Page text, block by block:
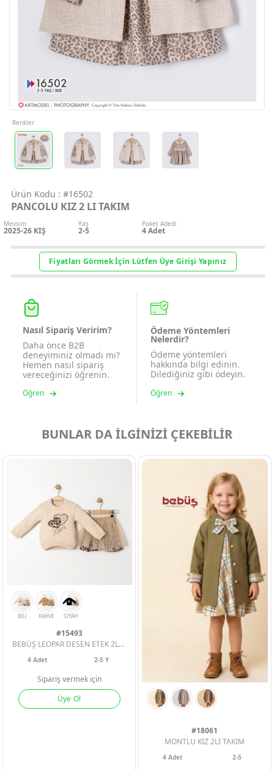
KIZ BEBEK
KIZ BEBEK
KIZ BEBEK
Geri Bildirim
İletişim
Şifremi
Giriş Yap
Ürün Kodu : #16502
PANCOLU KIZ 2 LI TAKIM
Mevsim
2025-26 KIŞ
Yaş
2-5
Paket Adedi
4Adet
Renkler
Fiyatları Görmek İçin Lütfen Üye Girişi Yapınız
Nasıl Sipariş Veririm?
Daha önce B2B
deneyiminiz olmadı mı?
Hemen nasıl sipariş
vereceğinizi öğrenin.
Öğren
Ödeme Yöntemleri
Nelerdir?
Ödeme yöntemleri
hakkında bilgi edinin.
Dilediğiniz gibi ödeyin.
Öğren
BUNLAR DA İLGİNİZİ ÇEKEBİLİR
#15493
BEBÜŞ LEOPAR DESEN ETEK 2Lİ KIZ ÇOCUK TAKIM
4 Adet 2-5 Y
Sipariş vermek için
Üye Ol
#18061
MONTLU KIZ 2LI TAKIM
4Adet 2-5